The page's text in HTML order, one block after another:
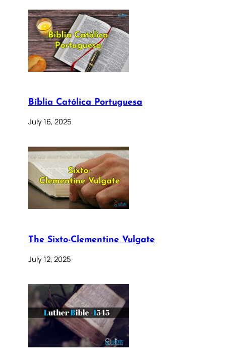
Bíblia Católica Portuguesa
July 16, 2025
The Sixto-Clementine Vulgate
July 12, 2025